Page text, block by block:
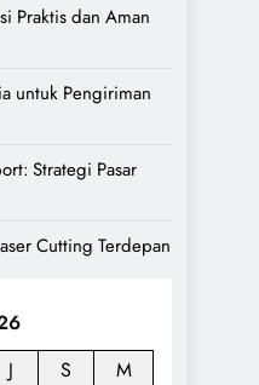
Praktis dan Aman
untuk Pengiriman
Strategi Pasar
Cutting Terdepan
J S
M